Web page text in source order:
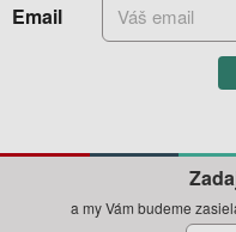
Email
a my Vám budeme